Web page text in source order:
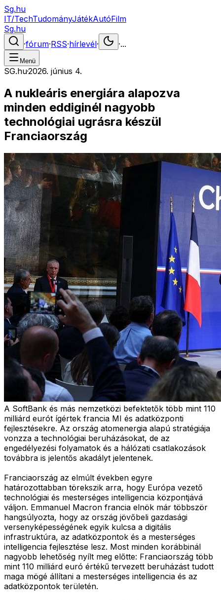
Sg.hu
IT/TechTudományJátékAutóFilm
Sg.hu
·fórum·RSS·hírlevél· ·...
Menü
SG.hu·2026. június 4.
A nukleáris energiára alapozva
minden eddiginél nagyobb
technológiai ugrásra készül
Franciaország
A SoftBank és más nemzetközi befektetők több mint 110
milliárd eurót ígértek francia MI és adatközponti
fejlesztésekre. Az ország atomenergia alapú stratégiája
vonzza a technológiai beruházásokat, de az
engedélyezési folyamatok és a hálózati csatlakozások
továbbra is jelentős akadályt jelentenek.
Franciaország az elmúlt években egyre
határozottabban törekszik arra, hogy Európa vezető
technológiai és mesterséges intelligencia központjává
váljon. Emmanuel Macron francia elnök már többször
hangsúlyozta, hogy az ország jövőbeli gazdasági
versenyképességének egyik kulcsa a digitális
infrastruktúra, az adatközpontok és a mesterséges
intelligencia fejlesztése lesz. Most minden korábbinál
nagyobb lehetőség nyílt meg előtte: Franciaország több
mint 110 milliárd euró értékű tervezett beruházást tudott
maga mögé állítani a mesterséges intelligencia és az
adatközpontok területén.